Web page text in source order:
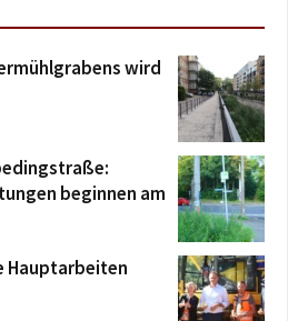
wird
beginnen am
Hauptarbeiten